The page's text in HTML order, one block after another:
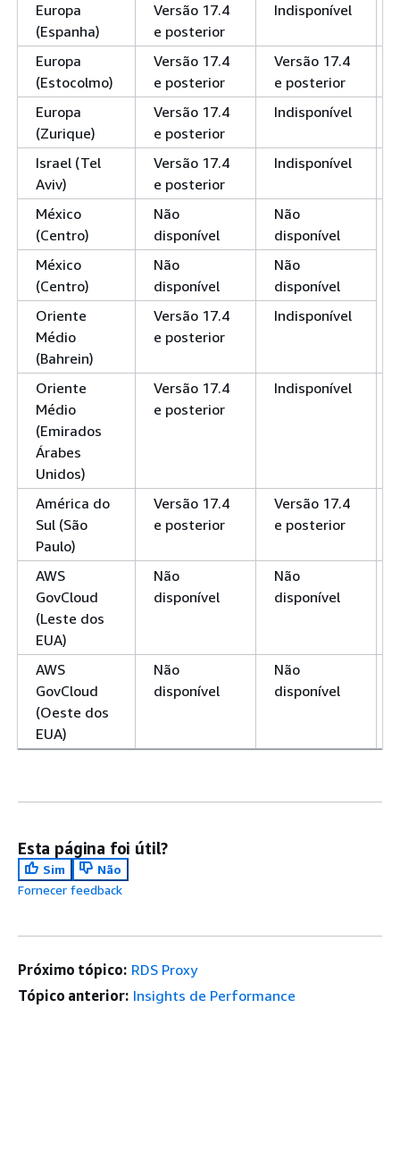
Europa
(Espanha)
Versão 17.4
e posterior
Indisponível
Europa
(Estocolmo)
Versão 17.4
e posterior
Versão 17.4
e posterior
Europa
(Zurique)
Versão 17.4
e posterior
Indisponível
Israel (Tel
Aviv)
Versão 17.4
e posterior
Indisponível
México
(Centro)
Não
disponível
Não
disponível
México
(Centro)
Não
disponível
Não
disponível
Oriente
Médio
(Bahrein)
Versão 17.4
e posterior
Indisponível
Oriente
Médio
(Emirados
Árabes
Unidos)
Versão 17.4
e posterior
Indisponível
América do
Sul (São
Paulo)
Versão 17.4
e posterior
Versão 17.4
e posterior
AWS
GovCloud
(Leste dos
EUA)
Não
disponível
Não
disponível
AWS
GovCloud
(Oeste dos
EUA)
Não
disponível
Não
disponível
Esta página foi útil?
Sim
Não
Fornecer feedback
Próximo tópico: RDS Proxy
Tópico anterior: Insights de Performance